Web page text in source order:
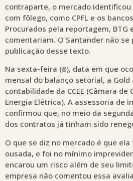
contraparte, o mercado
com fôlego, como CPFL e os
Procurados pela reportagem, BTG
comentariam. O Santander não se
publicação desse texto.
Na sexta-feira (8), data em que
mensal do balanço setorial, a Gold
contabilidade da CCEE (Câmara de
Energia Elétrica). A assessoria de
confirmou que, no meio da
dos contratos já tinham sido
O que se diz no mercado é que
ousada, e foi no mínimo
encarou um risco além de seu
empresa não comentou essa